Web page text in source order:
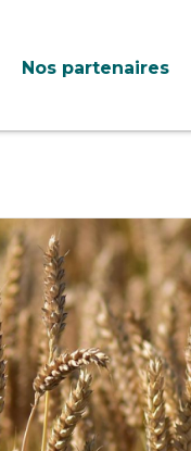
Nos partenaires